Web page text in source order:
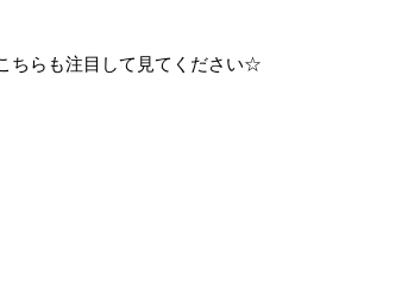
ちらも注目して見てください☆